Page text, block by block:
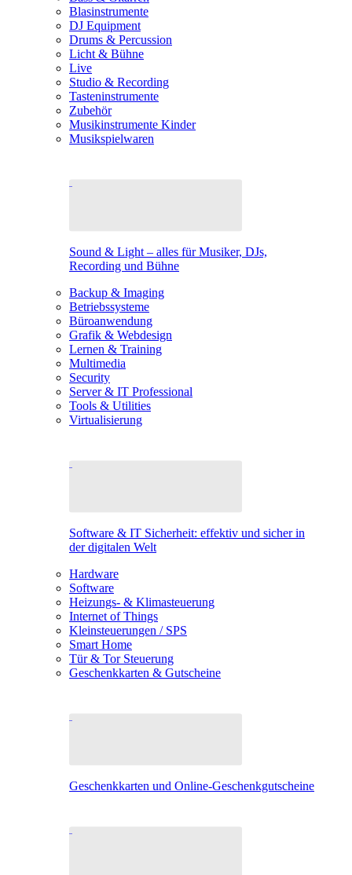
Blasinstrumente
DJ Equipment
Drums & Percussion
Licht & Bühne
Live
Studio & Recording
Tasteninstrumente
Zubehör
Musikinstrumente Kinder
Musikspielwaren
Sound & Light – alles für Musiker, DJs,
Recording und Bühne
Backup & Imaging
Betriebssysteme
Büroanwendung
Grafik & Webdesign
Lernen & Training
Multimedia
Security
Server & IT Professional
Tools & Utilities
Virtualisierung
Software & IT Sicherheit: effektiv und sicher in
der digitalen Welt
Hardware
Software
Heizungs- & Klimasteuerung
Internet of Things
Kleinsteuerungen / SPS
Smart Home
Tür & Tor Steuerung
Geschenkkarten & Gutscheine
Geschenkkarten und Online-Geschenkgutscheine